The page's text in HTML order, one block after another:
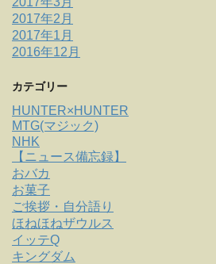
2017年2月
2017年1月
2016年12月
カテゴリー
HUNTER×HUNTER
MTG(マジック)
NHK
【ニュース備忘録】
おバカ
お菓子
ご挨拶・自分語り
ほねほねザウルス
イッテQ
キングダム